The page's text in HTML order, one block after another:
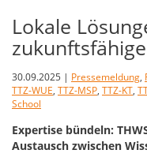
Lokale
30.09.2025 | Pressemeldung,
TTZ-WUE, TTZ-MSP, TTZ-KT,
School
Expertise bündeln:
Austausch zwischen